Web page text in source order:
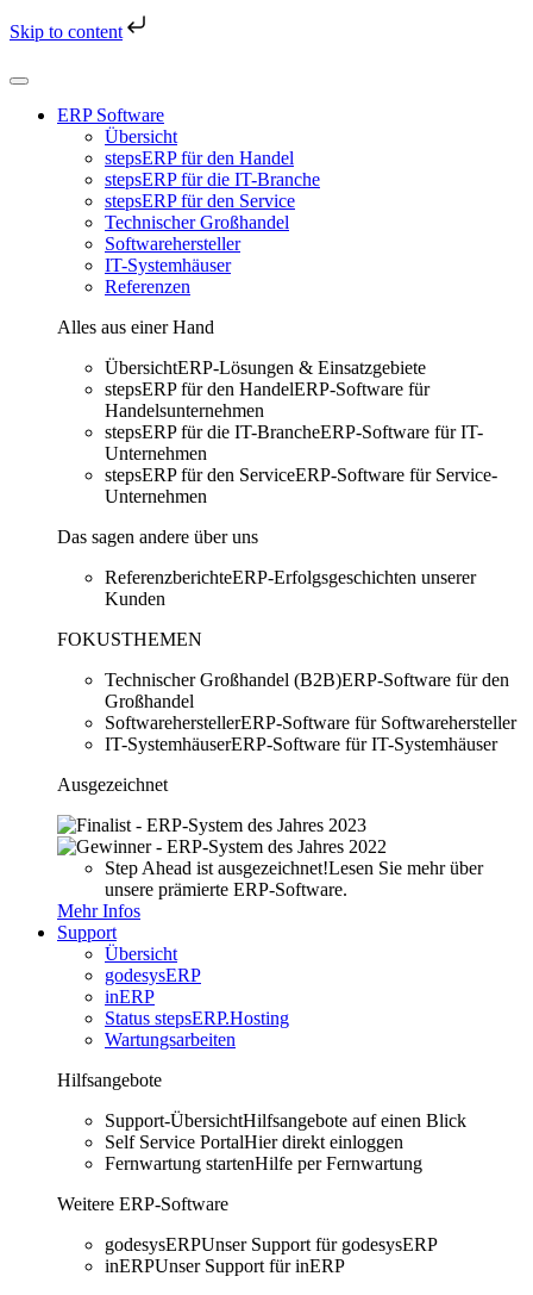
Skip to content
to
ERP Software
Übersicht
stepsERP für den Handel
stepsERP für die IT-Branche
stepsERP für den Service
Technischer Großhandel
Softwarehersteller
IT-Systemhäuser
Referenzen
Alles aus einer Hand
ÜbersichtERP-Lösungen & Einsatzgebiete
stepsERP für den HandelERP-Software für
Handelsunternehmen
stepsERP für die IT-BrancheERP-Software für IT-
Unternehmen
stepsERP für den ServiceERP-Software für Service-
Unternehmen
Das sagen andere über uns
ReferenzberichteERP-Erfolgsgeschichten unserer
Kunden
FOKUSTHEMEN
Technischer Großhandel (B2B)ERP-Software für den
Großhandel
SoftwareherstellerERP-Software für Softwarehersteller
IT-SystemhäuserERP-Software für IT-Systemhäuser
Ausgezeichnet
Step Ahead ist ausgezeichnet!Lesen Sie mehr über
unsere prämierte ERP-Software.
Mehr Infos
Support
Übersicht
godesysERP
inERP
Status stepsERP.Hosting
Wartungsarbeiten
Hilfsangebote
Support-ÜbersichtHilfsangebote auf einen Blick
Self Service PortalHier direkt einloggen
Fernwartung startenHilfe per Fernwartung
Weitere ERP-Software
godesysERPUnser Support für godesysERP
inERPUnser Support für inERP